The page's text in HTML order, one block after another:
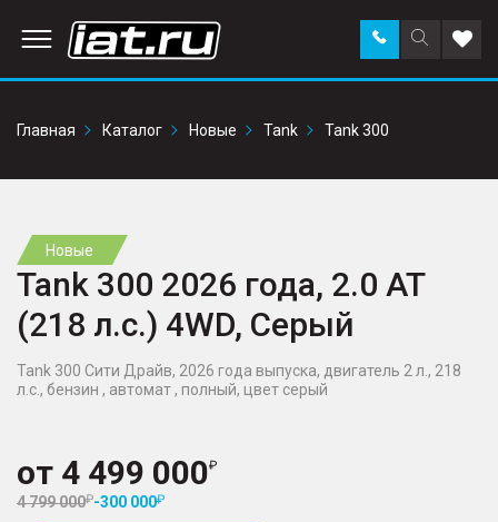
Поиск
по
Заказать
звонок в
Главная
Каталог Новые Tank Tank 300
Новые
Tank 300 2026 года, 2.0 AT
(218 л.с.) 4WD, Серый
Tank 300 Сити Драйв, 2026 года выпуска, двигатель 2 л., 218
л.с., бензин , автомат , полный, цвет серый
от 4 499 000
4 799 000 -300 000